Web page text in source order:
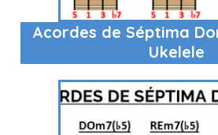
Acordes de Séptima
Ukelele